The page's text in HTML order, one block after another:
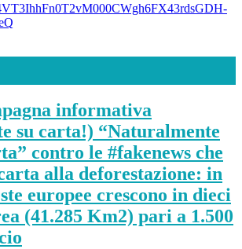
informativa
su carta!) “Naturalmente
contro le #fakenews che
alla deforestazione: in
europee crescono in dieci
(41.285 Km2) pari a 1.500